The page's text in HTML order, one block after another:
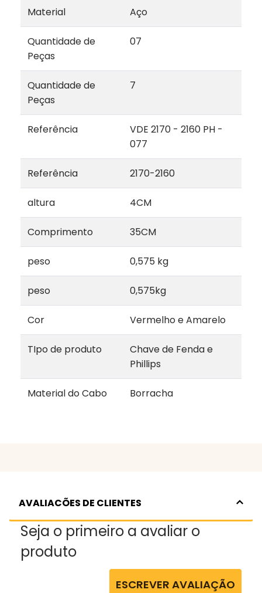
Material Aço
Quantidade de
Peças
07
Quantidade de
Peças
7
Referência
VDE 2170 - 2160 PH -
077
Referência 2170-2160
altura 4CM
Comprimento 35CM
peso 0,575 kg
peso 0,575kg
Cor Vermelho e Amarelo
TIpo de produto
Chave de Fenda e
Phillips
Material do Cabo Borracha
AVALIACÕES DE CLIENTES
Seja o primeiro a avaliar o
produto
ESCREVER AVALIAÇÃO